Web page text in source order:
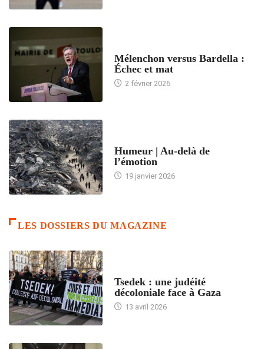
Mélenchon versus Bardella :
Échec et mat
2 février 2026
Humeur | Au-delà de
l’émotion
19 janvier 2026
LES DOSSIERS DU MAGAZINE
Tsedek : une judéité
décoloniale face à Gaza
13 avril 2026